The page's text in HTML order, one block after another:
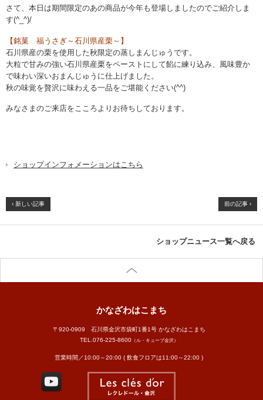
さて、本日は期間限定のあの商品が今年も登場しましたのでご紹介しま
す(^_^)/
【銘菓 福うさぎ～石川県産栗～】
石川県産の栗を使用した秋限定の蒸しまんじゅうです。
大粒で甘みの強い石川県産栗をペーストにして餡に練り込み、風味豊か
で味わい深いおまんじゅうに仕上げました。
秋の味覚を贅沢に味わえる一品をご堪能ください(^^)
みなさまのご来店をこころよりお待ちしております。
ショップインフォメーションはこちら
‹ 新しい記事 前の記事 ›
ショップニュース一覧へ戻る
かなざわはこまち
〒920-0909 石川県金沢市袋町1番1号 かなざわはこまち
TEL. 076-225-8600（ル・キューブ金沢）
営業時間／10:00～20:00 ( 飲食フロアは11:00～22:00 )